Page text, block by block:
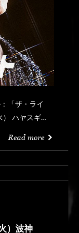
Read more
）波神